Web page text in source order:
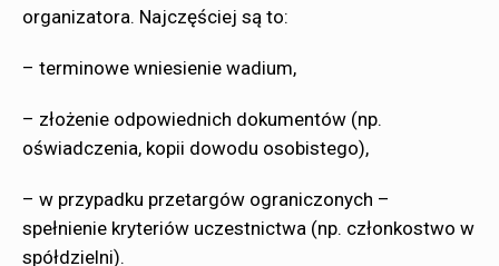
organizatora. Najczęściej są to:
– terminowe wniesienie wadium,
– złożenie odpowiednich dokumentów (np.
oświadczenia, kopii dowodu osobistego),
– w przypadku przetargów ograniczonych –
spełnienie kryteriów uczestnictwa (np. członkostwo w
spółdzielni).